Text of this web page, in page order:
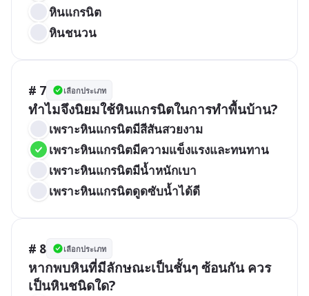
หินแกรนิต
หินชนวน
# 7 เลือกประเภท
ทำไมจึงนิยมใช้หินแกรนิตในการทำพื้นบ้าน?
เพราะหินแกรนิตมีสีสันสวยงาม
เพราะหินแกรนิตมีความแข็งแรงและทนทาน
เพราะหินแกรนิตมีน้ำหนักเบา
เพราะหินแกรนิตดูดซับน้ำได้ดี
# 8 เลือกประเภท
หากพบหินที่มีลักษณะเป็นชั้นๆ ซ้อนกัน ควร
เป็นหินชนิดใด?